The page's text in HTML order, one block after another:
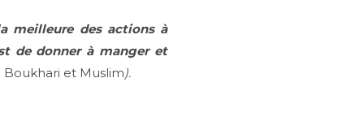
meilleure des actions à
de donner à manger et
Boukhari et Muslim).